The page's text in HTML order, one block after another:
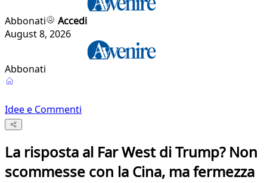
Abbonati
Accedi
August 8, 2026
Abbonati
Idee e Commenti
La risposta al Far West di Trump? Non
scommesse con la Cina, ma fermezza